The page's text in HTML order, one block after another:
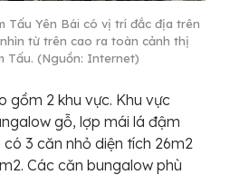
Tấu Yên Bái có vị trí đắc địa trên
từ trên cao ra toàn cảnh thị
Tấu. (Nguồn: Internet)
gồm 2 khu vực. Khu vực
gỗ, lợp mái lá đậm
3 căn nhỏ diện tích 26m2
Các căn bungalow phù